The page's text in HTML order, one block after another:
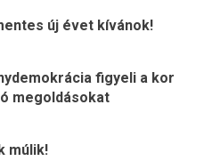
új évet kívánok!
figyeli a kor
megoldásokat
múlik!